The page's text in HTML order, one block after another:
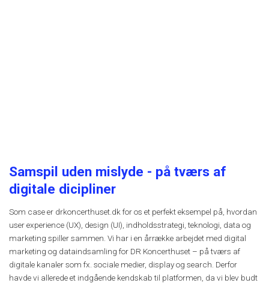
Samspil uden mislyde - på tværs af
digitale dicipliner
Som case er drkoncerthuset.dk for os et perfekt eksempel på, hvordan
user experience (UX), design (UI), indholdsstrategi, teknologi, data og
marketing spiller sammen. Vi har i en årrække arbejdet med digital
marketing og dataindsamling for DR Koncerthuset – på tværs af
digitale kanaler som fx. sociale medier, display og search. Derfor
havde vi allerede et indgående kendskab til platformen, da vi blev budt